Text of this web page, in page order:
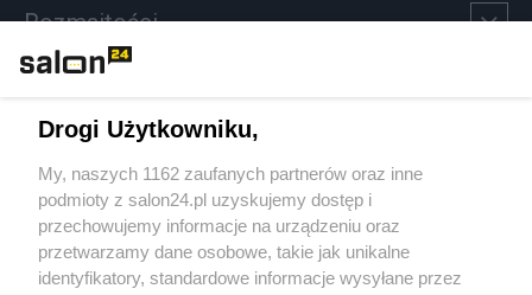
Rozmaitości
Sport
Społeczeństwo
Kultura
Drogi Użytkowniku,
My, naszych 1162 zaufanych partnerów oraz inne
podmioty z salon24.pl uzyskujemy dostęp i
przechowujemy informacje na urządzeniu oraz
przetwarzamy dane osobowe, takie jak unikalne
identyfikatory, standardowe informacje wysyłane przez